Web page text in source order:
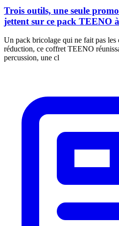
Trois outils, une seule
jettent sur ce pack TEENO
Un pack bricolage qui ne fait pas
réduction, ce coffret TEENO
percussion, une cl